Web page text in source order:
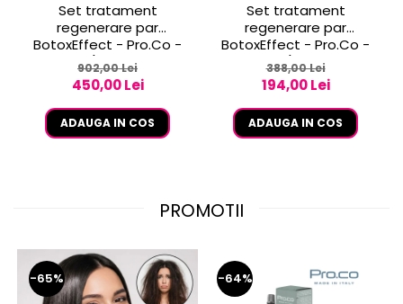
Set tratament
regenerare par
BotoxEffect - Pro.Co -
set BIG (sampon 1L +
masca 1L + 3 fiole +
lapte)
902,00 Lei
450,00 Lei
ADAUGA IN COS
Set tratament
regenerare par
BotoxEffect - Pro.Co -
set SMALL (sampon 250
ml + masca 250 ml + 1
fiola 50 ml + lapte)
388,00 Lei
194,00 Lei
ADAUGA IN COS
PROMOTII
-65% -64%